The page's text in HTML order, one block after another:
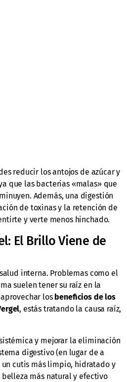
reducir los antojos de azúcar y
que las bacterias «malas» que
Además, una digestión
de toxinas y la retención de
y verte menos hinchado.
El Brillo Viene de
interna. Problemas como el
suelen tener su raíz en la
los beneficios de los
, estás tratando la causa raíz,
y mejorar la eliminación
digestivo (en lugar de a
cutis más limpio, hidratado y
más natural y efectivo